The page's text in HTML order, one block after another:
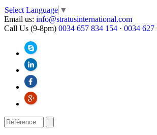
Select Language ▼
Email us: info@stratusinternational.com
Call Us (9-8pm) 0034 657 834 154 · 0034 627